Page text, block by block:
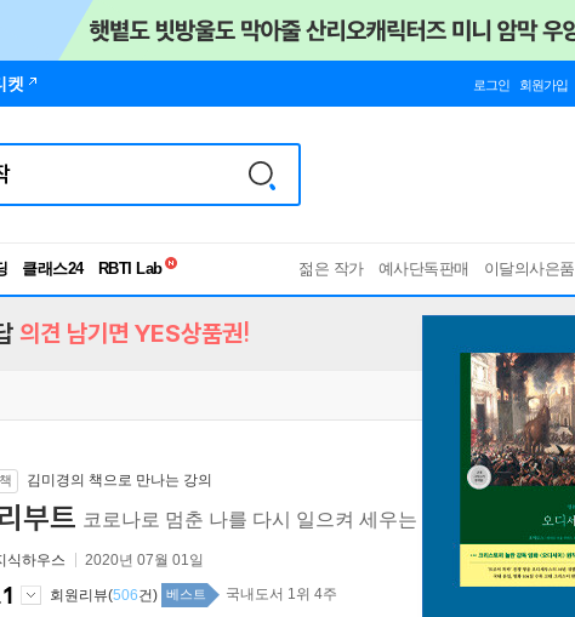
켓 로그인 회원가입
클래스24
RBTI Lab
독서유형검사
젊은 작가 예사단독판매 이달의사은품
의견 남기면 YES상품권!
김미경의 책으로 만나는 강의
부트 코로나로 멈춘 나를 다시 일으켜 세우는 법
식하우스 2020년 07월 01일
회원리뷰(506건) 베스트 국내도서 1위 4주